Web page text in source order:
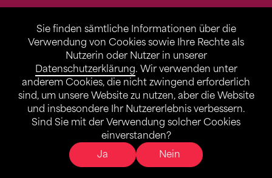
Sie finden sämtliche Informationen über die
Verwendung von Cookies sowie Ihre Rechte als
Nutzerin oder Nutzer in unserer
Datenschutzerklärung. Wir verwenden unter
anderem Cookies, die nicht zwingend erforderlich
sind, um unsere Website zu nutzen, aber die Website
und insbesondere Ihr Nutzererlebnis verbessern.
Sind Sie mit der Verwendung solcher Cookies
einverstanden?
Ja
Nein